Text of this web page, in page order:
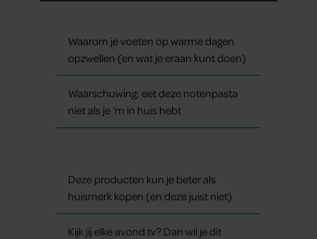
Waarom je voeten op warme dagen
opzwellen (en wat je eraan kunt doen)
Waarschuwing: eet deze notenpasta
niet als je ‘m in huis hebt
Deze producten kun je beter als
huismerk kopen (en deze juist niet)
Kijk jij elke avond tv? Dan wil je dit